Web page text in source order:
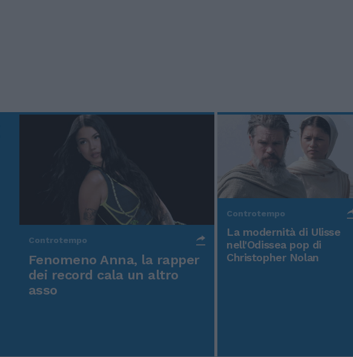
Controtempo
Fenomeno Anna, la rapper
dei record cala un altro
asso
Controtempo
La modernità di Ulisse
nell'Odissea pop di
Christopher Nolan